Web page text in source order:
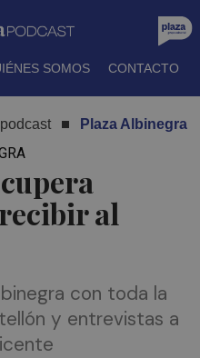
SOMOS CONTACTO
Plaza Albinegra
al
con toda la
y entrevistas a